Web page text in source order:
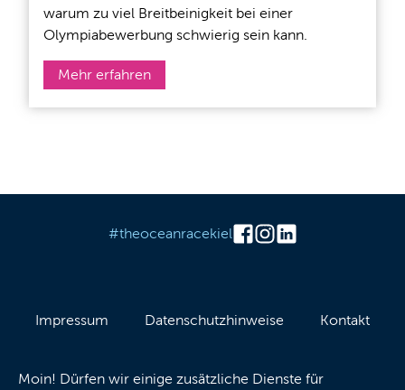
warum zu viel Breitbeinigkeit bei einer
Olympiabewerbung schwierig sein kann.
Mehr erfahren
#theoceanracekiel
Impressum Datenschutzhinweise Kontakt
Moin! Dürfen wir einige zusätzliche Dienste für